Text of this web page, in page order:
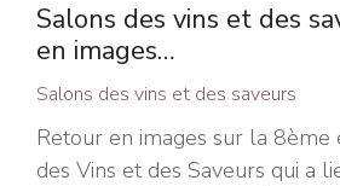
Salons des vins et des
en images…
Salons des vins et des saveurs
Retour en images sur la 8ème
des Vins et des Saveurs qui a